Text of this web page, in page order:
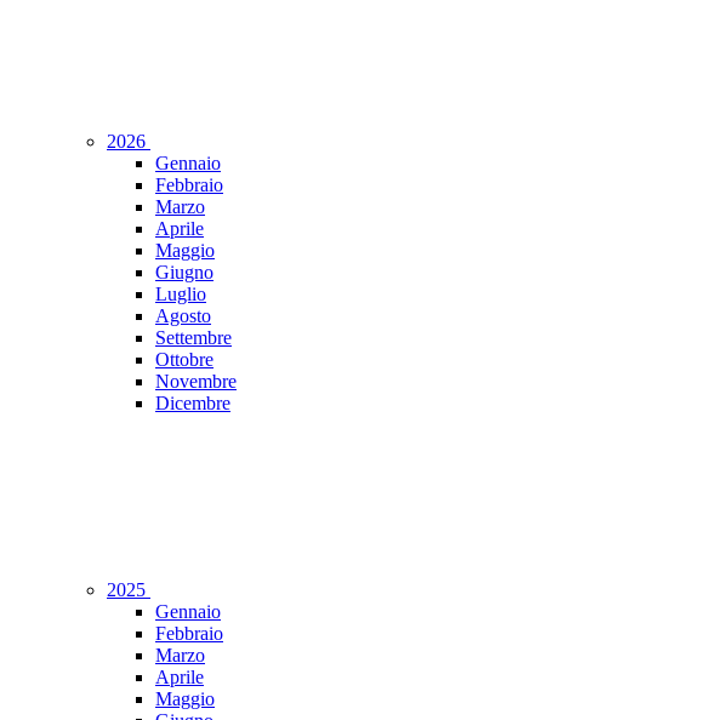
2026
Gennaio
Febbraio
Marzo
Aprile
Maggio
Giugno
Luglio
Agosto
Settembre
Ottobre
Novembre
Dicembre
2025
Gennaio
Febbraio
Marzo
Aprile
Maggio